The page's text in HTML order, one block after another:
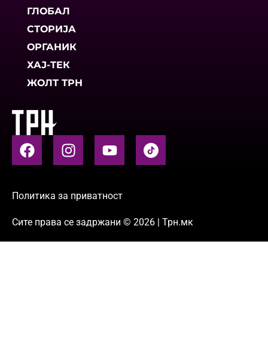
ГЛОБАЛ
СТОРИЈА
ОРГАНИК
ХАЈ-ТЕК
ЖОЛТ ТРН
Политика за приватност
Сите права се задржани © 2026 | Трн.мк